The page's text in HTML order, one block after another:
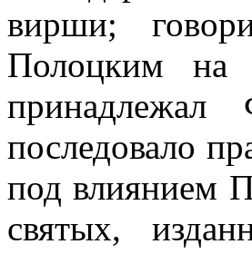
вирши;
Полоцким на
принадлежал
последовало
под влиянием
святых,